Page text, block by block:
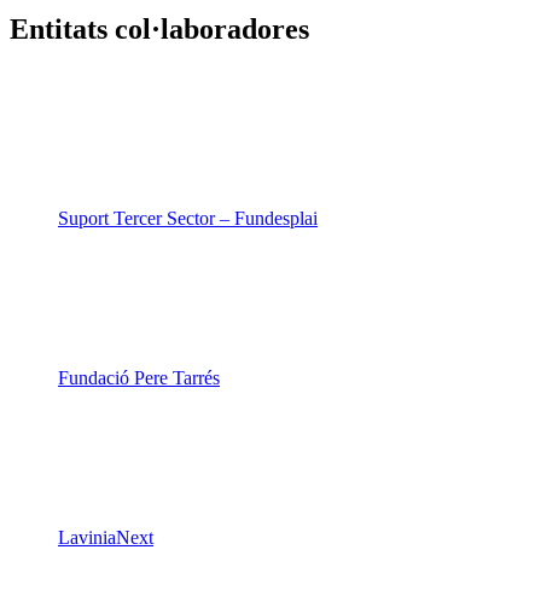
Entitats col·laboradores
Suport Tercer Sector – Fundesplai
Fundació Pere Tarrés
LaviniaNext